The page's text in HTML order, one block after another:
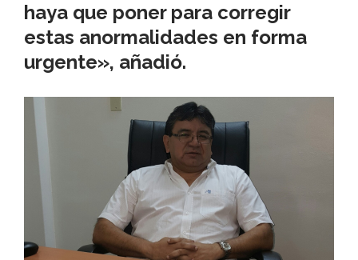
haya que poner para corregir
estas anormalidades en forma
urgente», añadió.